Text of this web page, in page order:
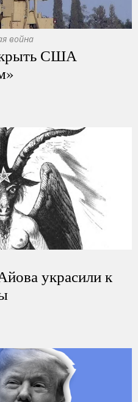
война
США
украсили к